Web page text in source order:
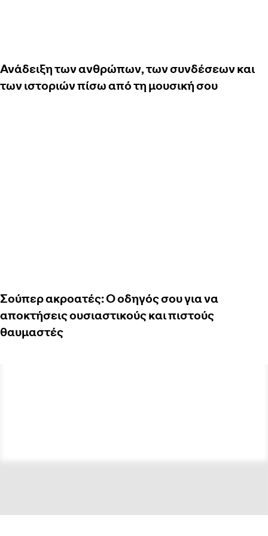
Ανάδειξη των ανθρώπων, των συνδέσεων και
των ιστοριών πίσω από τη μουσική σου
Σούπερ ακροατές: Ο οδηγός σου για να
αποκτήσεις ουσιαστικούς και πιστούς
θαυμαστές